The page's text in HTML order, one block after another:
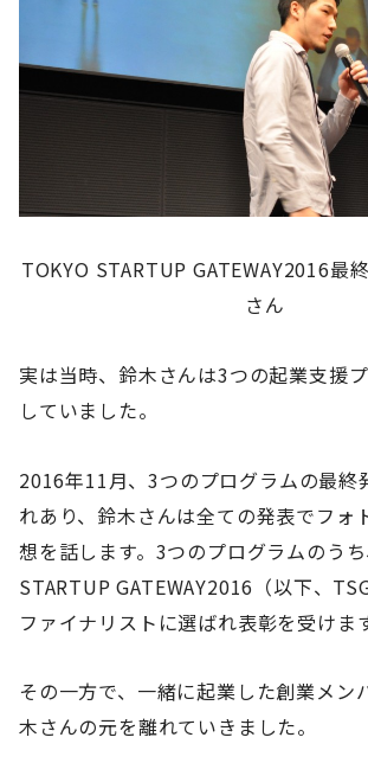
TOKYO STARTUP GATEWAY2016最
さん
実は当時、鈴木さんは3つの起業支援
していました。
2016年11月、3つのプログラムの最終
れあり、鈴木さんは全ての発表でフォ
想を話します。3つのプログラムのう
STARTUP GATEWAY2016（以下、
ファイナリストに選ばれ表彰を受けます
その一方で、一緒に起業した創業メン
木さんの元を離れていきました。